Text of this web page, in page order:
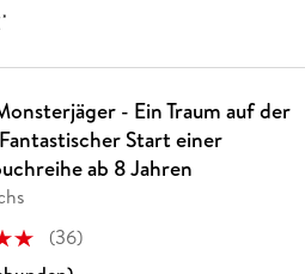
*
- Ein Traum auf der
Start einer
ab 8 Jahren
(36)